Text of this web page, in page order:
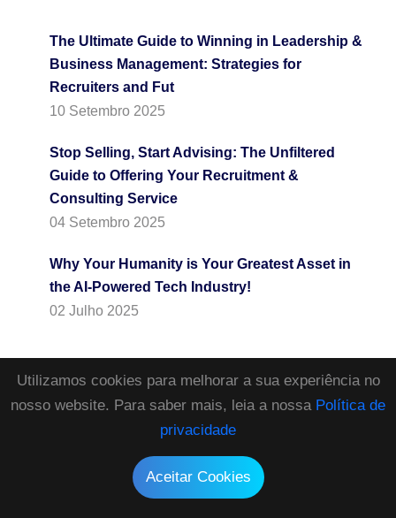
Utilizamos cookies para melhorar a sua experiência no
nosso website. Para saber mais, leia a nossa Política de
privacidade
Aceitar Cookies
The Ultimate Guide to Winning in Leadership &
Business Management: Strategies for
Recruiters and Fut
10 Setembro 2025
Stop Selling, Start Advising: The Unfiltered
Guide to Offering Your Recruitment &
Consulting Service
04 Setembro 2025
Why Your Humanity is Your Greatest Asset in
the AI-Powered Tech Industry!
02 Julho 2025
Categorias do Blog
Recursos Humanos